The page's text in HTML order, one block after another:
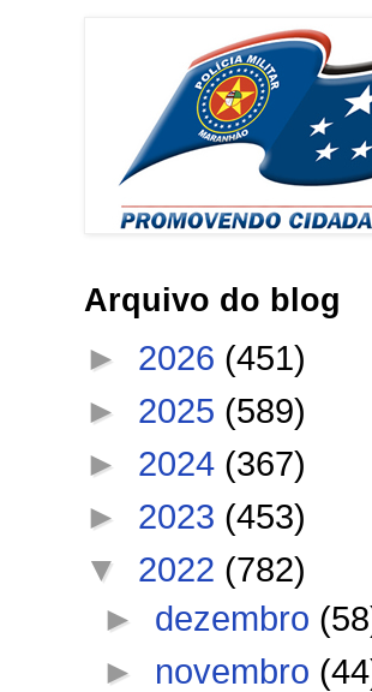
Arquivo do blog
► 2026 (451)
► 2025 (589)
► 2024 (367)
► 2023 (453)
▼ 2022 (782)
► dezembro
► novembro